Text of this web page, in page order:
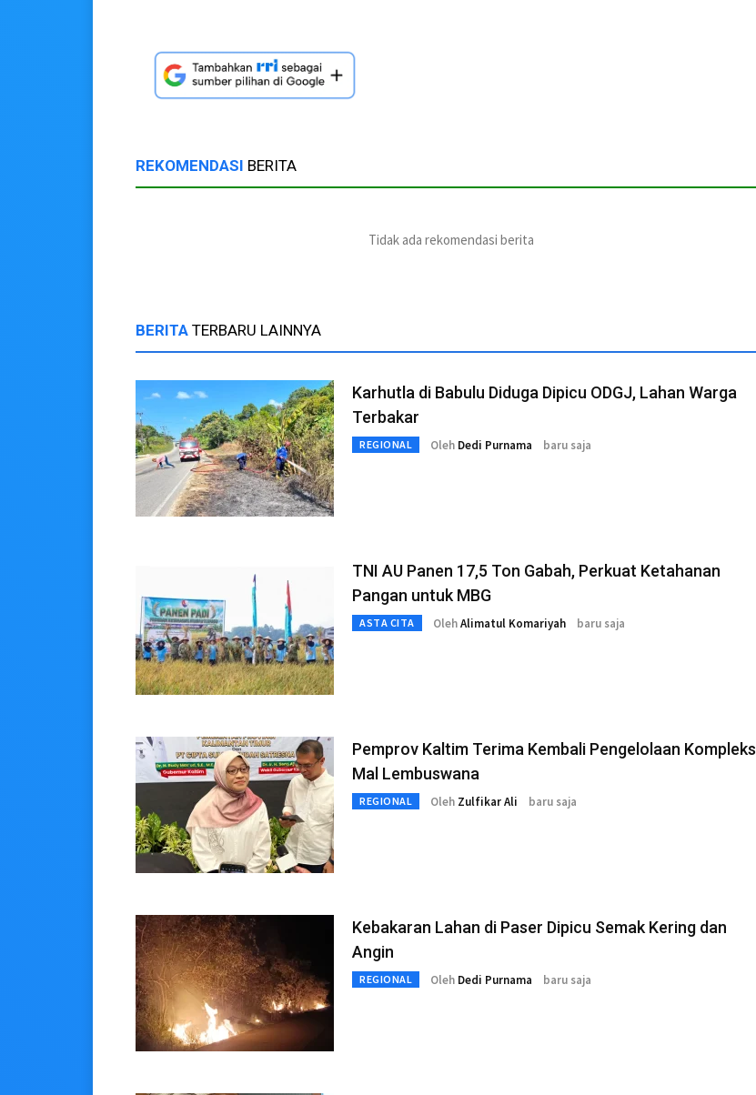
REKOMENDASI BERITA
Tidak ada rekomendasi berita
BERITA TERBARU LAINNYA
Karhutla di Babulu Diduga Dipicu ODGJ, Lahan Warga
Terbakar
REGIONAL Oleh Dedi Purnama baru saja
TNI AU Panen 17,5 Ton Gabah, Perkuat Ketahanan
Pangan untuk MBG
ASTA CITA OlehAlimatul Komariyah baru saja
Pemprov Kaltim Terima Kembali Pengelolaan Kompleks
Mal Lembuswana
REGIONAL Oleh Zulfikar Ali baru saja
Kebakaran Lahan di Paser Dipicu Semak Kering dan
Angin
REGIONAL Oleh Dedi Purnama baru saja